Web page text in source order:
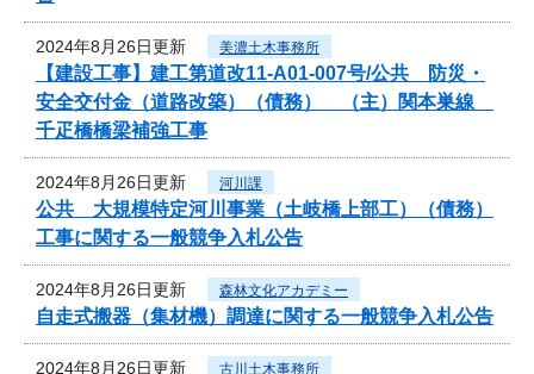
2024年8月26日更新 美濃土木事務所
【建設工事】建工第道改11-A01-007号/公共 防災・
安全交付金（道路改築）（債務） （主）関本巣線
千疋橋橋梁補強工事
2024年8月26日更新 河川課
公共 大規模特定河川事業（土岐橋上部工）（債務）
工事に関する一般競争入札公告
2024年8月26日更新 森林文化アカデミー
自走式搬器（集材機）調達に関する一般競争入札公告
2024年8月26日更新 古川土木事務所